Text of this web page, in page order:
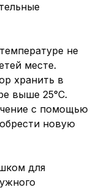
не
месте.
хранить в
выше 25°С.
с помощью
новую
для